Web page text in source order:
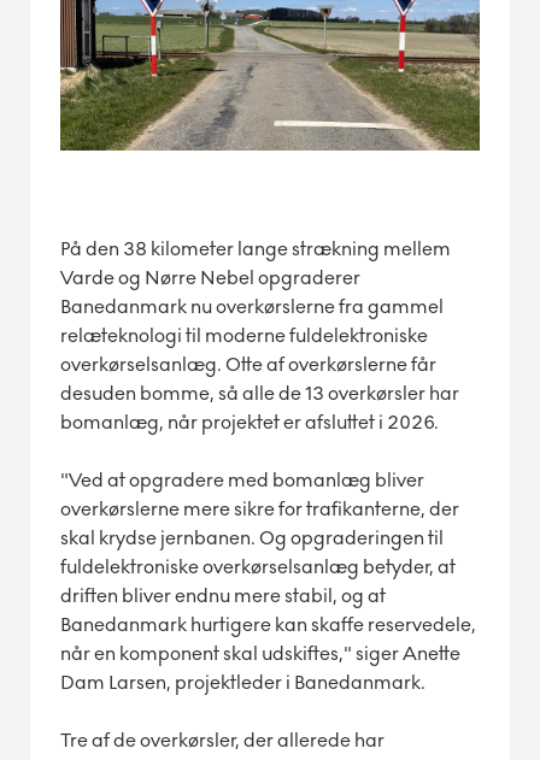
På den 38 kilometer lange strækning mellem
Varde og Nørre Nebel opgraderer
Banedanmark nu overkørslerne fra gammel
relæteknologi til moderne fuldelektroniske
overkørselsanlæg. Otte af overkørslerne får
desuden bomme, så alle de 13 overkørsler har
bomanlæg, når projektet er afsluttet i 2026.
"Ved at opgradere med bomanlæg bliver
overkørslerne mere sikre for trafikanterne, der
skal krydse jernbanen. Og opgraderingen til
fuldelektroniske overkørselsanlæg betyder, at
driften bliver endnu mere stabil, og at
Banedanmark hurtigere kan skaffe reservedele,
når en komponent skal udskiftes," siger Anette
Dam Larsen, projektleder i Banedanmark.
Tre af de overkørsler, der allerede har